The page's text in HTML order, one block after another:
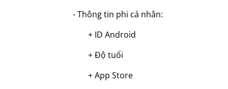
- Thông tin phi cá nhân:
+ ID Android
+ Độ tuổi
+ App Store